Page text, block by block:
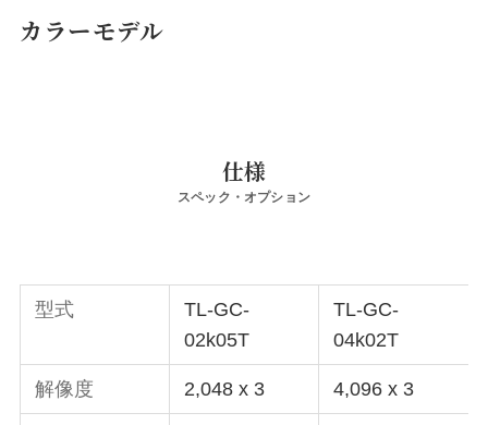
カラーモデル
仕様
スペック・オプション
型式
TL-GC-
02k05T
TL-GC-
04k02T
解像度 2,048 x 3 4,096 x 3